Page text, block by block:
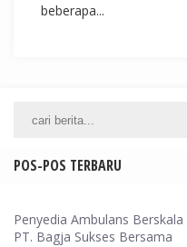
beberapa...
POS-POS TERBARU
Penyedia Ambulans
PT. Bagja Sukses Bersama